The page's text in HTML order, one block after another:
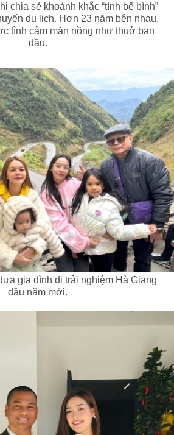
chia sẻ khoảnh khắc “tình bể bình”
du lịch. Hơn 23 năm bên nhau,
tình cảm mặn nồng như thuở ban
đầu.
gia đình đi trải nghiệm Hà Giang
đầu năm mới.